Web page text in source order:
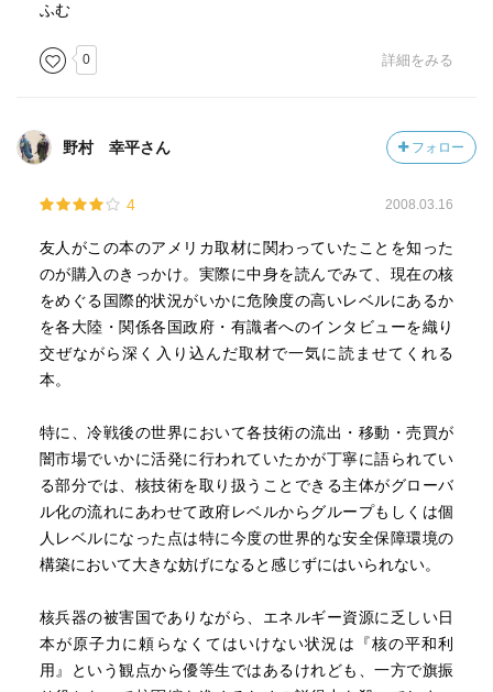
ふむ
0 詳細をみる
野村 幸平さん フォロー
4 2008.03.16
友人がこの本のアメリカ取材に関わっていたことを知った
のが購入のきっかけ。実際に中身を読んでみて、現在の核
をめぐる国際的状況がいかに危険度の高いレベルにあるか
を各大陸・関係各国政府・有識者へのインタビューを織り
交ぜながら深く入り込んだ取材で一気に読ませてくれる
本。
特に、冷戦後の世界において各技術の流出・移動・売買が
闇市場でいかに活発に行われていたかが丁寧に語られてい
る部分では、核技術を取り扱うことできる主体がグローバ
ル化の流れにあわせて政府レベルからグループもしくは個
人レベルになった点は特に今度の世界的な安全保障環境の
構築において大きな妨げになると感じずにはいられない。
核兵器の被害国でありながら、エネルギー資源に乏しい日
本が原子力に頼らなくてはいけない状況は『核の平和利
用』という観点から優等生ではあるけれども、一方で旗振